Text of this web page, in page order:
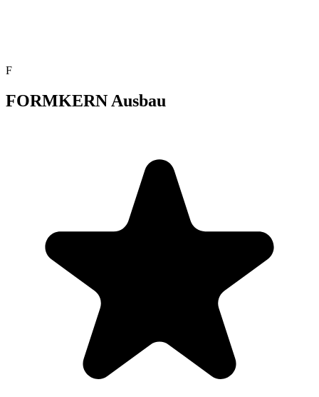
F
FORMKERN Ausbau